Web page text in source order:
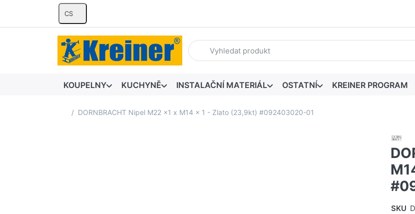
CS
Zadejte hledaný výraz. První výsledky se zobrazí automaticky
KOUPELNY KUCHYNĚ INSTALAČNÍ MATERIÁL OSTATNÍ KREINER PROGRAM
Domovská stránka
DORNBRACHT Nipel M22 x1 x M14 x 1 - Zlato (23,9kt) #092403020-01
SKU